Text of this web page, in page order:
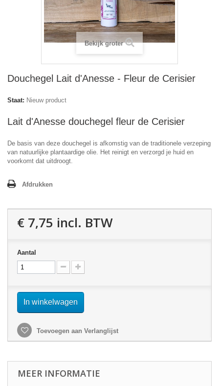
Bekijk groter
Douchegel Lait d'Anesse - Fleur de Cerisier
Staat: Nieuw product
Lait d'Anesse douchegel fleur de Cerisier
De basis van deze douchegel is afkomstig van de traditionele verzeping
van natuurlijke plantaardige olie. Het reinigt en verzorgd je huid en
voorkomt dat uitdroogt.
Afdrukken
€ 7,75 incl. BTW
Aantal
In winkelwagen
Toevoegen aan Verlanglijst
MEER INFORMATIE